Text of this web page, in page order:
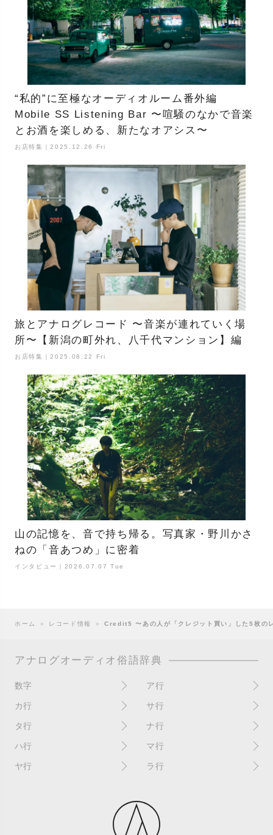
“私的”に至極なオーディオルーム番外編
Mobile SS Listening Bar 〜喧騒のなかで音楽
とお酒を楽しめる、新たなオアシス〜
お店特集｜2025.12.26 Fri
旅とアナログレコード 〜音楽が連れていく場
所〜【新潟の町外れ、八千代マンション】編
お店特集｜2025.08.22 Fri
山の記憶を、音で持ち帰る。写真家・野川かさ
ねの「音あつめ」に密着
インタビュー｜2026.07.07 Tue
ホーム ＞ レコード情報 ＞Credit5 〜あの人が「クレジット買い」した5枚の
アナログオーディオ俗語辞典
数字
10インチ
4チャンネル
ア行
RPM(33,45)
赤盤
アセテート盤
EPアダプター
インシュレーター
インナースリーブ
カ行
書き込み
歌詞記載ジャケット
ガチャ盤
サ行
サイン
CDJ
シールド盤
シュリンク残存
白盤
針圧
タ行
ターンテーブル
ダイナフレックス
ナ行
2枚使い
ン）
ハ行
ハウリング
マ行
マスターテンポ
マトリックス番号
未開封
ミキサー
ヤ行 ラ行
リイシュー / 再発
リミックス